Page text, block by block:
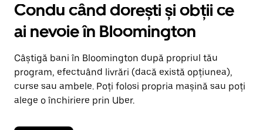
Condu când dorești și obții ce
ai nevoie în Bloomington
Câștigă bani în Bloomington după propriul tău
program, efectuând livrări (dacă există opțiunea),
curse sau ambele. Poți folosi propria mașină sau poți
alege o închiriere prin Uber.